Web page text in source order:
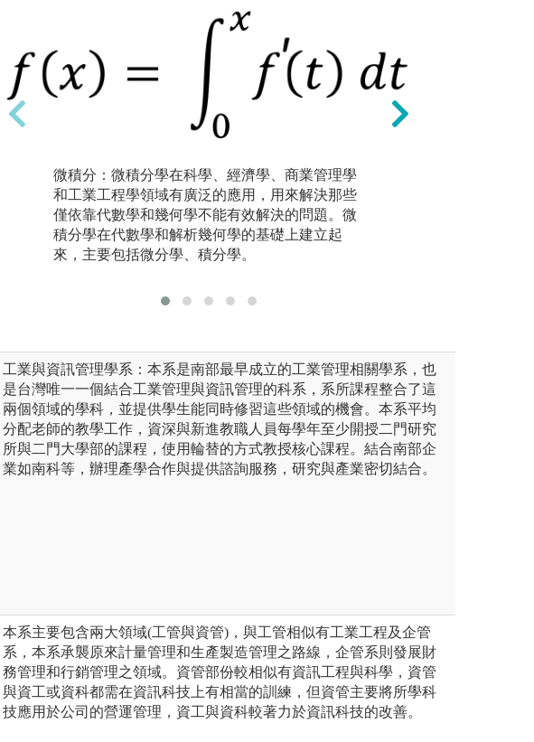
課堂講授：學生依所選之專長領域，修習該專長
領域之專業核心課程，包含理論、實務與相關範
例，建立堅實的基礎知識。大三、四可以參與涵
蓋多個學科的課程，有助於深入理解多個領域之
版權:清華大學科管院學士班辦公室
微積分：微積分學在科學、經濟學、商業管理學
和工業工程學領域有廣泛的應用，用來解決那些
僅依靠代數學和幾何學不能有效解決的問題。微
積分學在代數學和解析幾何學的基礎上建立起
來，主要包括微分學、積分學。
工業與資訊管理學系：本系是南部最早成立的工業管理相關學系，也
是台灣唯一一個結合工業管理與資訊管理的科系，系所課程整合了這
兩個領域的學科，並提供學生能同時修習這些領域的機會。本系平均
分配老師的教學工作，資深與新進教職人員每學年至少開授二門研究
所與二門大學部的課程，使用輪替的方式教授核心課程。結合南部企
業如南科等，辦理產學合作與提供諮詢服務，研究與產業密切結合。
本系主要包含兩大領域(工管與資管)，與工管相似有工業工程及企管
系，本系承襲原來計量管理和生產製造管理之路線，企管系則發展財
務管理和行銷管理之領域。資管部份較相似有資訊工程與科學，資管
與資工或資科都需在資訊科技上有相當的訓練，但資管主要將所學科
技應用於公司的營運管理，資工與資科較著力於資訊科技的改善。